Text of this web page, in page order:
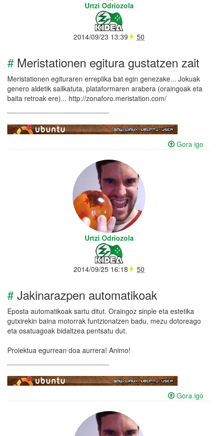
Urtzi Odriozola
2014/09/23 13:39 50
# Meristationen egitura gustatzen zait
Meristationen egituraren erreplika bat egin genezake... Jokuak
genero aldetik sailkatuta, plataformaren arabera (oraingoak eta
baita retroak ere)... http://zonaforo.meristation.com/
Gora igo
Urtzi Odriozola
2014/09/25 16:18 50
# Jakinarazpen automatikoak
Eposta automatikoak sartu ditut. Oraingoz sinple eta estetika
gutxirekin baina motorrak funtzionatzen badu, mezu dotoreago
eta osatuagoak bidaltzea pentsatu dut.
Proiektua egurrean doa aurrera! Animo!
Gora igo